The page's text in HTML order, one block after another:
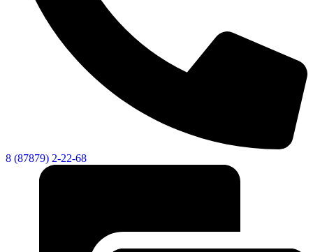
8 (87879) 2-22-68